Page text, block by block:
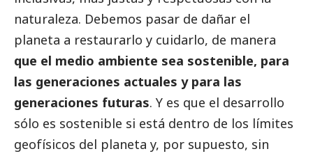
naturaleza. Debemos pasar de dañar el
planeta a restaurarlo y cuidarlo, de manera
que el medio ambiente sea sostenible, para
las generaciones actuales y para las
generaciones futuras. Y es que el desarrollo
sólo es sostenible si está dentro de los límites
geofísicos del planeta y, por supuesto, sin